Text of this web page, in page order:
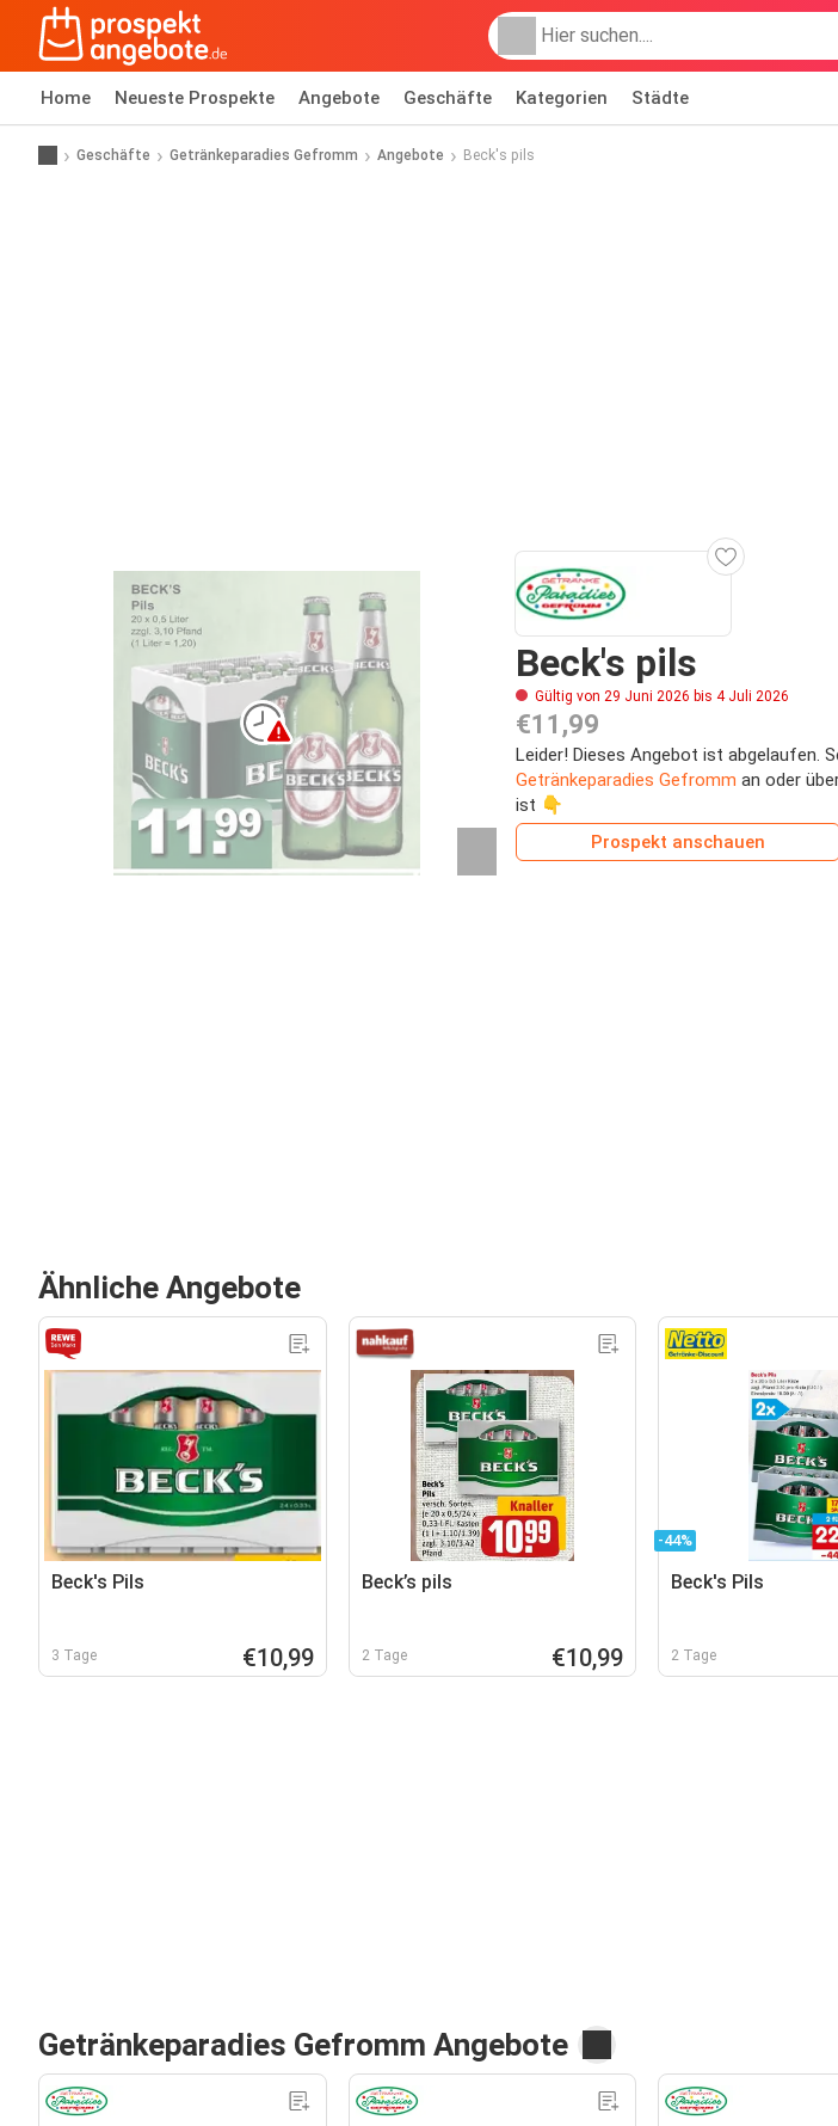
Home Neueste Prospekte Angebote Geschäfte Kategorien Städte
Geschäfte Getränkeparadies Gefromm Angebote Beck's pils
Beck's pils
Gültig von 29 Juni 2026 bis 4 Juli 2026
€11,99
Leider! Dieses Angebot ist abgelaufen.
Getränkeparadies Gefromm an oder
ist 👇
Prospekt anschauen
Ähnliche Angebote
Beck's Pils
3 Tage €10,99
Beck’s pils
2 Tage €10,99
-44%
Beck's Pils
2 Tage
Getränkeparadies Gefromm Angebote